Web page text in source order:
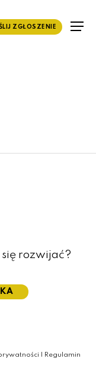
ZGŁOSZENIE
się rozwijać?
Regulamin